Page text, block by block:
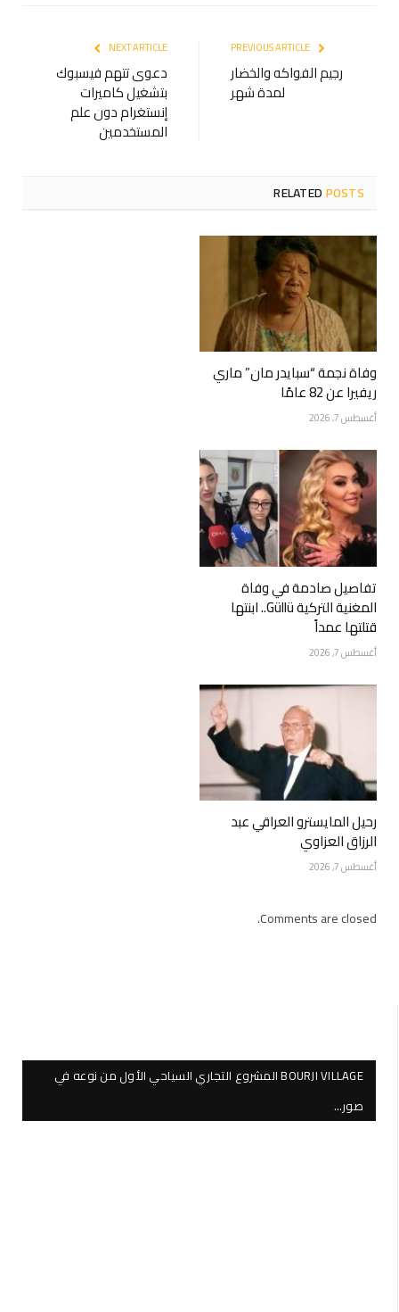
رجيم الفواكه والخضار
لمدة شهر
NEXT ARTICLE
دعوى تتهم فيسبوك
بتشغيل كاميرات
إنستغرام دون علم
المستخدمين
RELATEDPOSTS
وفاة نجمة “سبايدر مان” ماري
ريفيرا عن 82 عامًا
أغسطس 7, 2026
تفاصيل صادمة في وفاة
المغنية التركية Güllü.. ابنتها
قتلتها عمداً
أغسطس 7, 2026
رحيل المايسترو العراقي عبد
الرزاق العزاوي
أغسطس 7, 2026
Comments are closed.
BOURJI VILLAGE المشروع التجاري السياحي الأول من نوعه في
صور…